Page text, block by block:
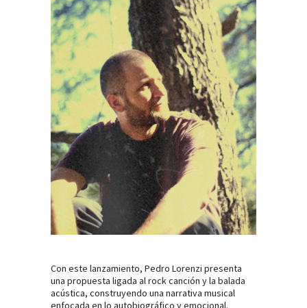
Con este lanzamiento, Pedro Lorenzi presenta
una propuesta ligada al rock canción y la balada
acústica, construyendo una narrativa musical
enfocada en lo autobiográfico y emocional.